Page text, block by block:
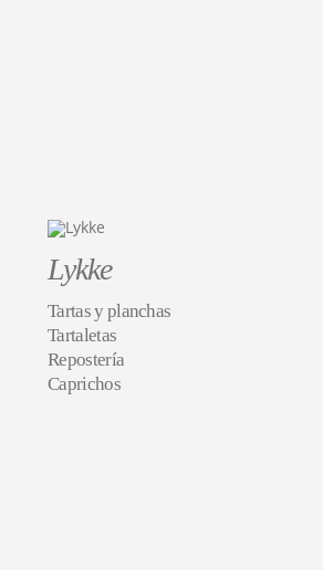
Lykke
Tartas y planchas
Tartaletas
Repostería
Caprichos